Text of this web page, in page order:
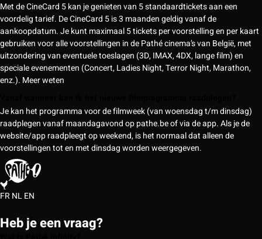
Met de CineCard 5 kan je genieten van 5 standaardtickets aan een
voordelig tarief. De CineCard 5 is 3 maanden geldig vanaf de
aankoopdatum. Je kunt maximaal 5 tickets per voorstelling en per kaart
gebruiken voor alle voorstellingen in de Pathé cinema’s van België, met
uitzondering van eventuele toeslagen (3D, IMAX, 4DX, lange film) en
speciale evenementen (Concert, Ladies Night, Terror Night, Marathon,
enz.). Meer weten
Je kan het programma voor de filmweek (van woensdag t/m dinsdag)
raadplegen vanaf maandagavond op pathe.be of via de app. Als je de
website/app raadpleegt op weekend, is het normaal dat alleen de
voorstellingen tot en met dinsdag worden weergegeven.
FRNLEN
Heb je een vraag?